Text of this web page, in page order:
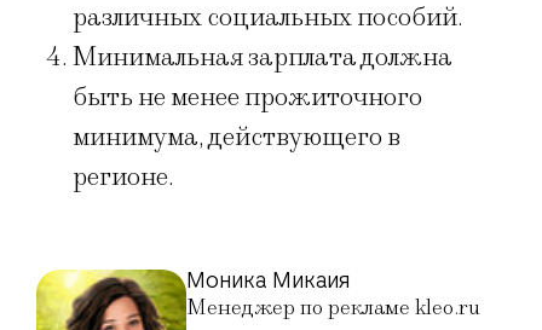
различных социальных пособий.
Минимальная зарплата должна
быть не менее прожиточного
минимума, действующего в
регионе.
Моника Микаия
Менеджер по рекламе kleo.ru